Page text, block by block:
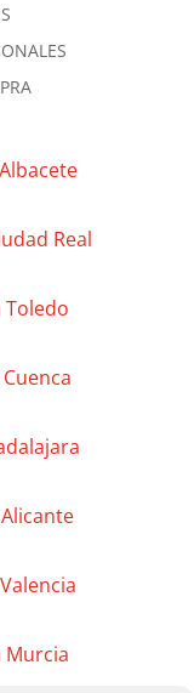
Real
Toledo
Murcia